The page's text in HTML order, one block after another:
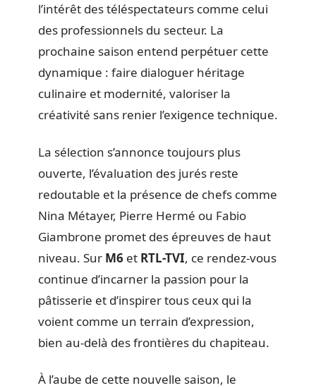
l’intérêt des téléspectateurs comme celui
des professionnels du secteur. La
prochaine saison entend perpétuer cette
dynamique : faire dialoguer héritage
culinaire et modernité, valoriser la
créativité sans renier l’exigence technique.
La sélection s’annonce toujours plus
ouverte, l’évaluation des jurés reste
redoutable et la présence de chefs comme
Nina Métayer, Pierre Hermé ou Fabio
Giambrone promet des épreuves de haut
niveau. Sur M6 et RTL-TVI, ce rendez-vous
continue d’incarner la passion pour la
pâtisserie et d’inspirer tous ceux qui la
voient comme un terrain d’expression,
bien au-delà des frontières du chapiteau.
À l’aube de cette nouvelle saison, le